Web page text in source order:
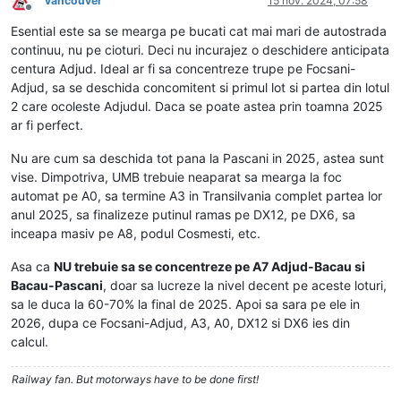
Deconectat
Esential este sa se mearga pe bucati cat mai mari de autostrada
continuu, nu pe cioturi. Deci nu incurajez o deschidere anticipata
centura Adjud. Ideal ar fi sa concentreze trupe pe Focsani-
Adjud, sa se deschida concomitent si primul lot si partea din lotul
2 care ocoleste Adjudul. Daca se poate astea prin toamna 2025
ar fi perfect.
Nu are cum sa deschida tot pana la Pascani in 2025, astea sunt
vise. Dimpotriva, UMB trebuie neaparat sa mearga la foc
automat pe A0, sa termine A3 in Transilvania complet partea lor
anul 2025, sa finalizeze putinul ramas pe DX12, pe DX6, sa
inceapa masiv pe A8, podul Cosmesti, etc.
Asa ca NU trebuie sa se concentreze pe A7 Adjud-Bacau si
Bacau-Pascani, doar sa lucreze la nivel decent pe aceste loturi,
sa le duca la 60-70% la final de 2025. Apoi sa sara pe ele in
2026, dupa ce Focsani-Adjud, A3, A0, DX12 si DX6 ies din
calcul.
Railway fan. But motorways have to be done first!